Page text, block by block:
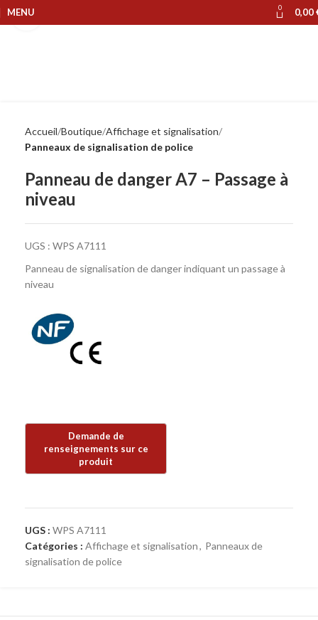
MENU 0 0,00
Accueil Boutique Affichage et signalisation
Panneaux de signalisation de police
Panneau de danger A7 – Passage à
niveau
UGS : WPS A7111
Panneau de signalisation de danger indiquant un passage à
niveau
UGS : WPS A7111
Catégories : Affichage et signalisation, Panneaux de
signalisation de police